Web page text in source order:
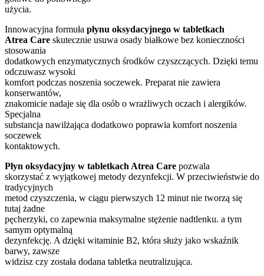
użycia.
Innowacyjna formuła płynu oksydacyjnego w tabletkach
Atrea Care skutecznie usuwa osady białkowe bez konieczności
stosowania
dodatkowych enzymatycznych środków czyszczących. Dzięki temu
odczuwasz wysoki
komfort podczas noszenia soczewek. Preparat nie zawiera
konserwantów,
znakomicie nadaje się dla osób o wrażliwych oczach i alergików.
Specjalna
substancja nawilżająca dodatkowo poprawia komfort noszenia
soczewek
kontaktowych.
Płyn oksydacyjny w tabletkach Atrea Care pozwala
skorzystać z wyjątkowej metody dezynfekcji. W przeciwieństwie do
tradycyjnych
metod czyszczenia, w ciągu pierwszych 12 minut nie tworzą się
tutaj żadne
pęcherzyki, co zapewnia maksymalne stężenie nadtlenku. a tym
samym optymalną
dezynfekcję. A dzięki witaminie B2, która służy jako wskaźnik
barwy, zawsze
widzisz czy została dodana tabletka neutralizująca.